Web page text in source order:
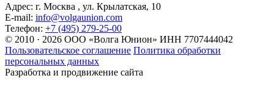
Адрес: г. Москва , ул. Крылатская, 10
E-mail: info@volgaunion.com
Телефон: +7 (495) 279-25-00
© 2010 · 2026 ООО «Волга Юнион» ИНН 7707444042
Пользовательское соглашение Политика обработки
персональных данных
Разработка и продвижение сайта